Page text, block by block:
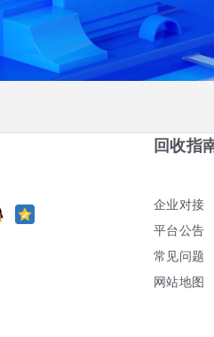
回收指
企业对接
平台公告
常见问题
网站地图